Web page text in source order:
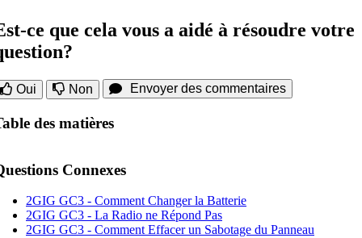
ce que cela vous a aidé à résoudre votre
Oui Non Envoyer des commentaires
des matières
Connexes
2GIG GC3 - Comment Changer la Batterie
2GIG GC3 - La Radio ne Répond Pas
2GIG GC3 - Comment Effacer un Sabotage du Panneau